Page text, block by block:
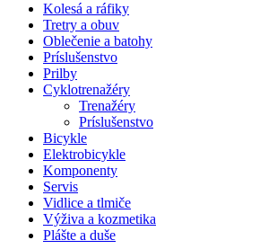
Kolesá a ráfiky
Tretry a obuv
Oblečenie a batohy
Príslušenstvo
Prilby
Cyklotrenažéry
Trenažéry
Príslušenstvo
Bicykle
Elektrobicykle
Komponenty
Servis
Vidlice a tlmiče
Výživa a kozmetika
Plášte a duše